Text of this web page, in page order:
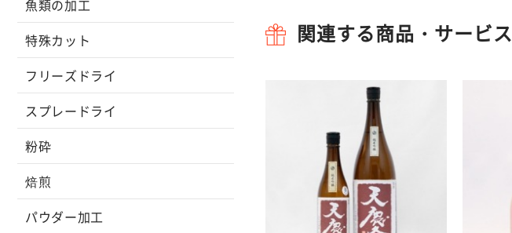
魚類の加工
特殊カット
フリーズドライ
スプレードライ
粉砕
焙煎
パウダー加工
関連する商品・サービス